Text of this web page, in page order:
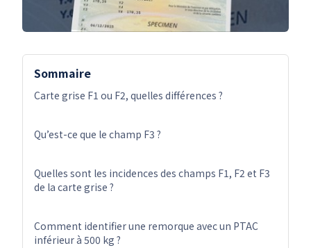
Sommaire
Carte grise F1 ou F2, quelles différences ?
Qu’est-ce que le champ F3 ?
Quelles sont les incidences des champs F1, F2 et F3
de la carte grise ?
Comment identifier une remorque avec un PTAC
inférieur à 500 kg ?